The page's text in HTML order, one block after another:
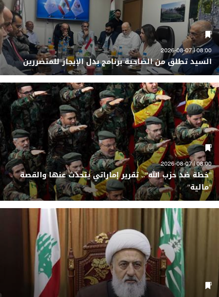
08:00 | 2026-08-07
السيد تطلق من الضاحية برنامج بدل الإيجار للمتضررين
08:00 | 2026-08-07
"خطة ضد حزب الله".. تقرير إماراتي يتحدّث عنها والقصة
"مالية"